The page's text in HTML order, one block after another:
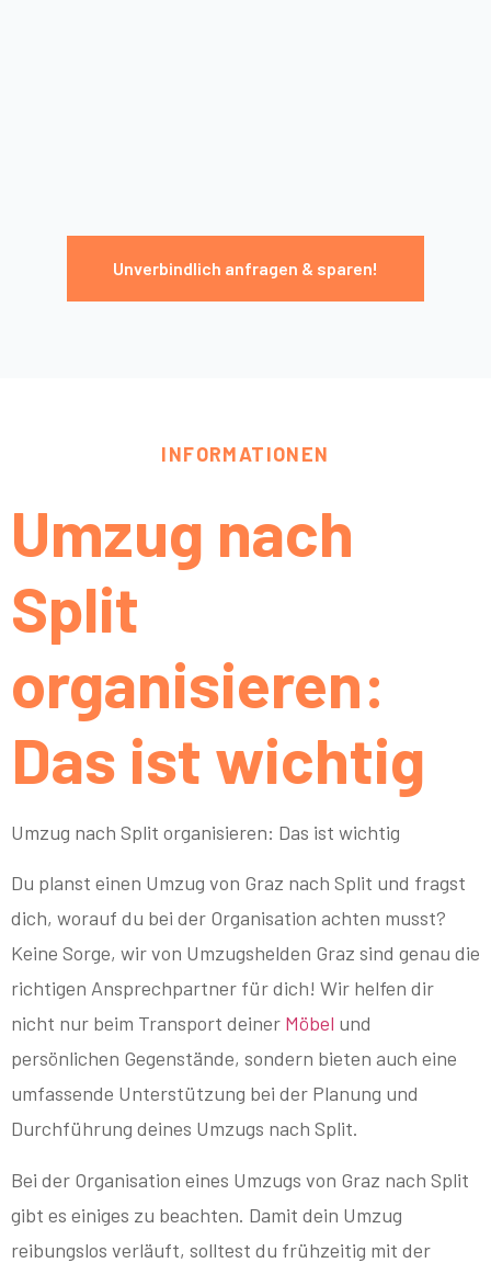
Unverbindlich anfragen & sparen!
INFORMATIONEN
Umzug nach
Split
organisieren:
Das ist wichtig
Umzug nach Split organisieren: Das ist wichtig
Du planst einen Umzug von Graz nach Split und fragst
dich, worauf du bei der Organisation achten musst?
Keine Sorge, wir von Umzugshelden Graz sind genau die
richtigen Ansprechpartner für dich! Wir helfen dir
nicht nur beim Transport deiner Möbel und
persönlichen Gegenstände, sondern bieten auch eine
umfassende Unterstützung bei der Planung und
Durchführung deines Umzugs nach Split.
Bei der Organisation eines Umzugs von Graz nach Split
gibt es einiges zu beachten. Damit dein Umzug
reibungslos verläuft, solltest du frühzeitig mit der